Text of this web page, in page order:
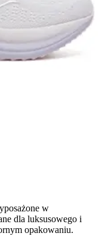
w
dla luksusowego i
opakowaniu.